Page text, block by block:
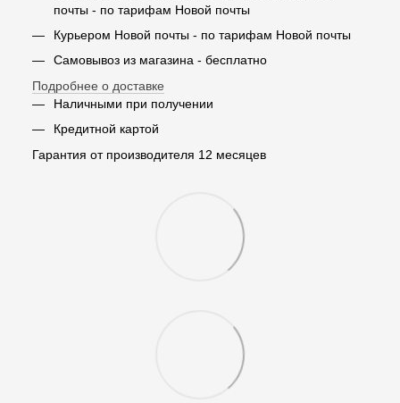
почты - по тарифам Новой почты
Курьером Новой почты - по тарифам Новой почты
Самовывоз из магазина - бесплатно
Подробнее о доставке
Наличными при получении
Кредитной картой
Гарантия от производителя 12 месяцев